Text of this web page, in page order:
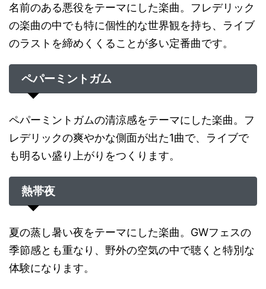
名前のある悪役をテーマにした楽曲。フレデリック
の楽曲の中でも特に個性的な世界観を持ち、ライブ
のラストを締めくくることが多い定番曲です。
ペパーミントガム
ペパーミントガムの清涼感をテーマにした楽曲。フ
レデリックの爽やかな側面が出た1曲で、ライブで
も明るい盛り上がりをつくります。
熱帯夜
夏の蒸し暑い夜をテーマにした楽曲。GWフェスの
季節感とも重なり、野外の空気の中で聴くと特別な
体験になります。